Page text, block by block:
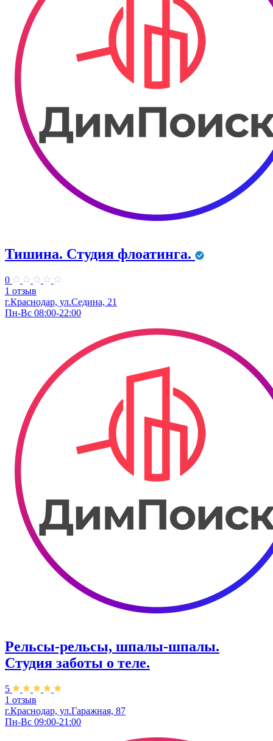
Тишина. Студия флоатинга.
0
1 отзыв
г.Краснодар, ул.Седина, 21
Пн-Вс 08:00-22:00
Рельсы-рельсы, шпалы-шпалы.
Студия заботы о теле.
5
1 отзыв
г.Краснодар, ул.​Гаражная, 87
Пн-Вс 09:00-21:00